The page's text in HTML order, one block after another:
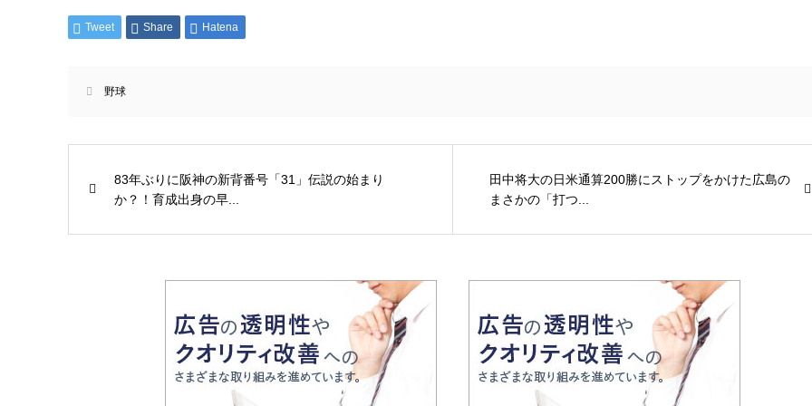
Tweet Share Hatena
野球
83年ぶりに阪神の新背番号「31」伝説の始まり
か？！育成出身の早...
田中将大の日米通算200勝にストップをかけた広島の
まさかの「打つ...